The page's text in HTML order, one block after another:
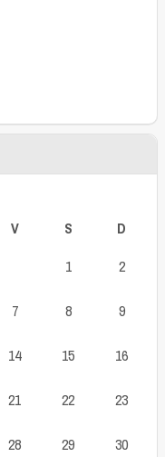
V S D
1 2
7 8 9
14 15 16
21 22 23
28 29 30